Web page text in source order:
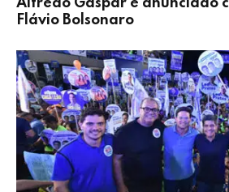
Alfredo Gaspar é anunciado
Flávio Bolsonaro